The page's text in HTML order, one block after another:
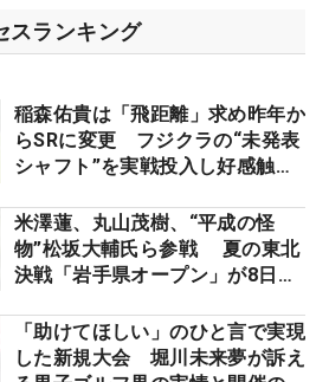
スランキング
稲森佑貴は「飛距離」求め昨年か
らSRに変更 フジクラの“未発表
シャフト”を実戦投入し好感触
ーのヒトネタ！】
米澤蓮、丸山茂樹、“平成の怪
物”松坂大輔氏ら参戦 夏の東北
決戦「岩手県オープン」が8日開
「助けてほしい」のひと言で実現
した新規大会 堀川未来夢が訴え